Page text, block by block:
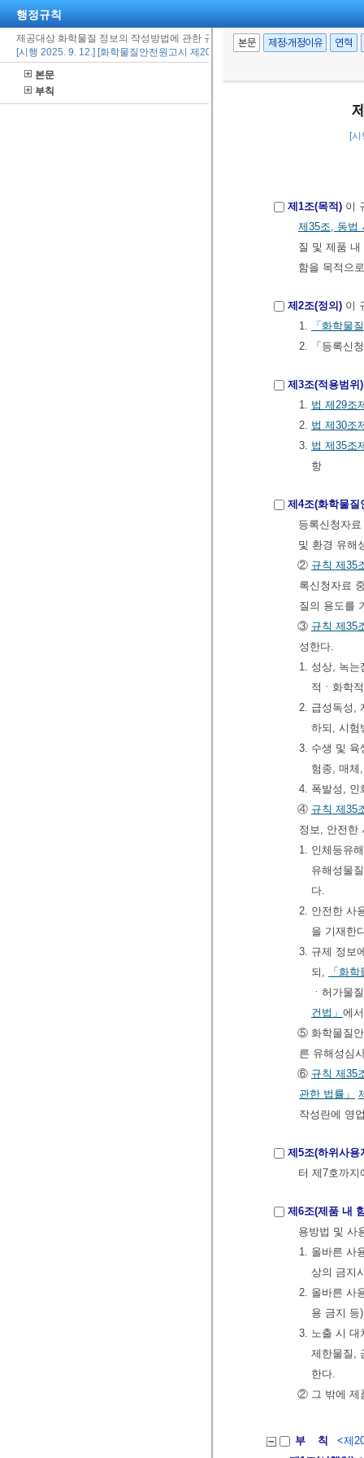
행정규칙
제공대상 화학물질 정보의 작성방법에 관한 규정
[시행 2025. 9. 12.] [화학물질안전원고시 제2025-25호, 2025. 9. 12., 일부개정]
본문
부칙
본문 제정·개정이유 연혁
[
제1조(목적) 이
제35조, 동법
질 및 제품
함을 목적으
제2조(정의) 이
1.
「화학물
2. 「등록신
제3조(적용범위)
1. 법 제29조
2. 법 제30조
3. 법 제35조
항
제4조(화학물질
등록신청자
및 환경 유해
② 규칙 제35
록신청자료
질의 용도를
③ 규칙 제35
성한다.
1. 성상, 녹는
적ㆍ화학
2. 급성독성,
하되, 시험
3. 수생 및 육
험종, 매
4. 폭발성, 인
④ 규칙 제35
정보, 안전한
1. 인체등유
유해성물
다.
2. 안전한 사
을 기재한
3. 규제 정보
되,
「화
ㆍ허가물
건법」 에
⑤ 화학물질
른 유해성심
⑥ 규칙 제35
관한 법률」
작성란에 영
제5조(하위사용
터 제7호까
제6조(제품 내
용방법 및 사
1. 올바른 사
상의 금지
2. 올바른 사
용 금지
3. 노출 시 대
제한물질,
한다.
② 그 밖에 제
부 칙
<제